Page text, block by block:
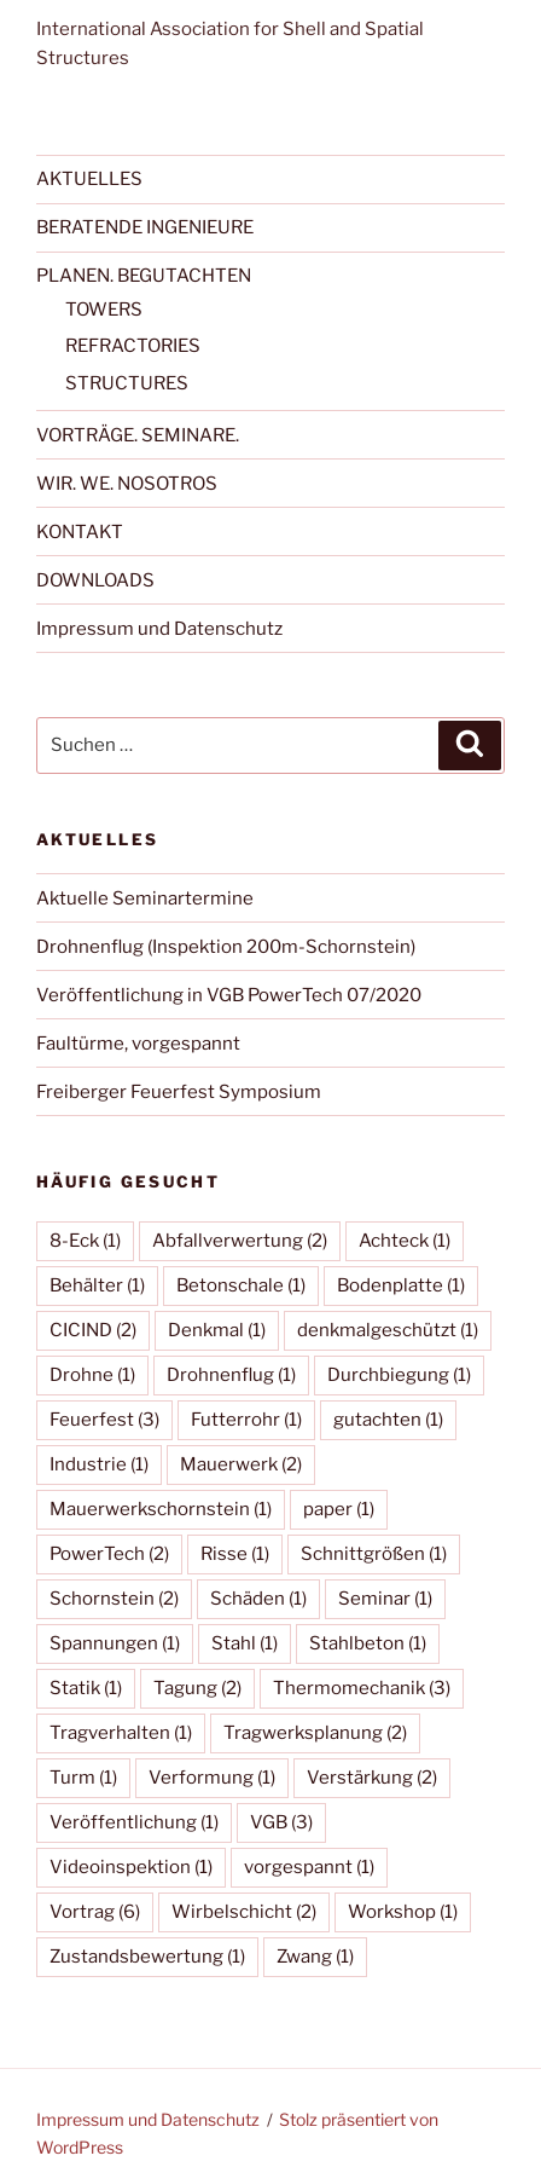
International Association for Shell and Spatial
Structures
AKTUELLES
BERATENDE INGENIEURE
PLANEN. BEGUTACHTEN
TOWERS
REFRACTORIES
STRUCTURES
VORTRÄGE. SEMINARE.
WIR. WE. NOSOTROS
KONTAKT
DOWNLOADS
Impressum und Datenschutz
nach:
AKTUELLES
Aktuelle Seminartermine
Drohnenflug (Inspektion 200m-Schornstein)
Veröffentlichung in VGB PowerTech 07/2020
Faultürme, vorgespannt
Freiberger Feuerfest Symposium
HÄUFIG GESUCHT
8-Eck (1) Abfallverwertung (2) Achteck (1)
Behälter (1) Betonschale (1) Bodenplatte (1)
CICIND (2) Denkmal (1) denkmalgeschützt (1)
Drohne (1) Drohnenflug (1) Durchbiegung (1)
Feuerfest (3) Futterrohr (1) gutachten (1)
Industrie (1) Mauerwerk (2)
Mauerwerkschornstein (1) paper (1)
PowerTech (2) Risse (1) Schnittgrößen (1)
Schornstein (2) Schäden (1) Seminar (1)
Spannungen (1) Stahl (1) Stahlbeton (1)
Statik (1) Tagung (2) Thermomechanik (3)
Tragverhalten (1) Tragwerksplanung (2)
Turm (1) Verformung (1) Verstärkung (2)
Veröffentlichung (1) VGB (3)
Videoinspektion (1) vorgespannt (1)
Vortrag (6) Wirbelschicht (2) Workshop (1)
Zustandsbewertung (1) Zwang (1)
Impressum und Datenschutz
Stolz präsentiert von
WordPress